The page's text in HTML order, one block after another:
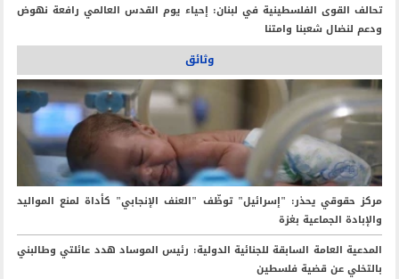
تحالف القوى الفلسطينية في لبنان: إحياء يوم القدس العالمي رافعة نهوض
ودعم لنضال شعبنا وامتنا
وثائق
مركز حقوقي يحذر: "إسرائيل" توظّف "العنف الإنجابي" كأداة لمنع المواليد
والإبادة الجماعية بغزة
المدعية العامة السابقة للجنائية الدولية: رئيس الموساد هدد عائلتي وطالبني
بالتخلي عن قضية فلسطين